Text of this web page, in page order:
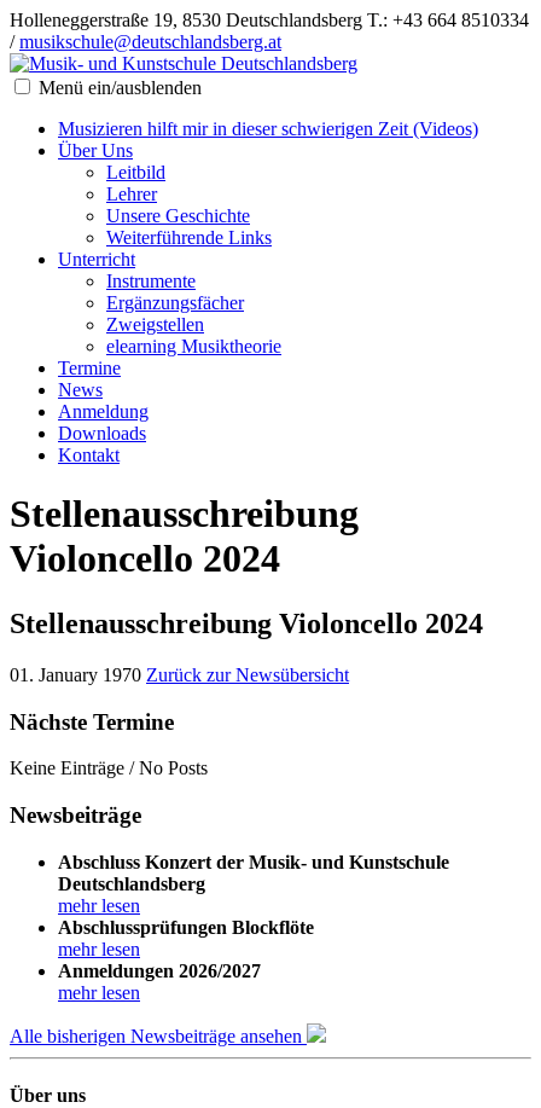
Holleneggerstraße 19, 8530 Deutschlandsberg T.: +43 664 8510334
/musikschule@deutschlandsberg.at
Menü ein/ausblenden
Musizieren hilft mir in dieser schwierigen Zeit (Videos)
Über Uns
Leitbild
Lehrer
Unsere Geschichte
Weiterführende Links
Unterricht
Instrumente
Ergänzungsfächer
Zweigstellen
elearning Musiktheorie
Termine
News
Anmeldung
Downloads
Kontakt
Stellenausschreibung
Violoncello 2024
Stellenausschreibung Violoncello 2024
01. January 1970 Zurück zur Newsübersicht
Nächste Termine
Keine Einträge / No Posts
Newsbeiträge
Abschluss Konzert der Musik- und Kunstschule
Deutschlandsberg
mehr lesen
Abschlussprüfungen Blockflöte
mehr lesen
Anmeldungen 2026/2027
mehr lesen
Alle bisherigen Newsbeiträge ansehen
Über uns